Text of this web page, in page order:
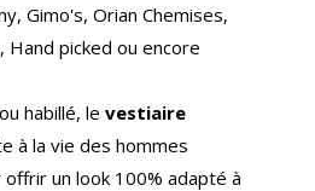
Gimo's, Orian Chemises,
Hand picked ou encore
habillé, levestiaire
à la vie des hommes
un look 100% adapté à